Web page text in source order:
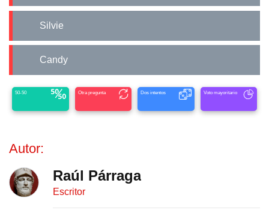
Silvie
Candy
50-50 Otra pregunta Dos intentos Voto mayoritario
Autor:
Raúl Párraga
Escritor